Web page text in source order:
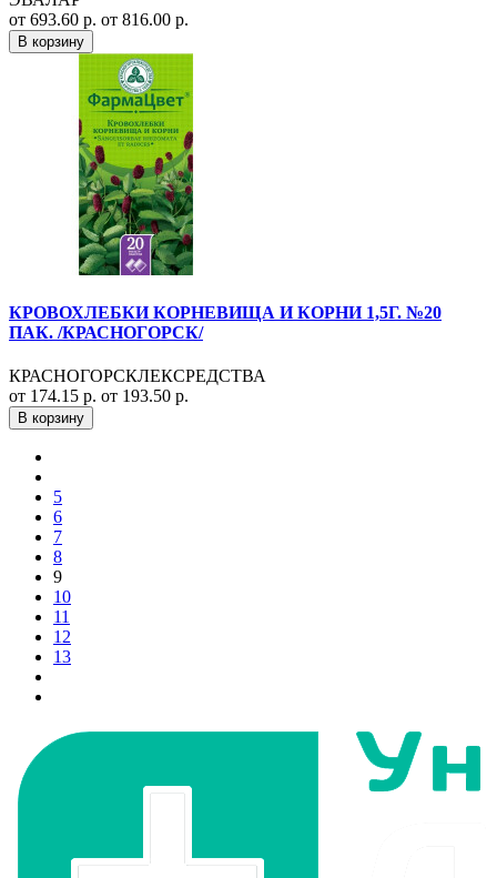
от 693.60 р. от 816.00 р.
В корзину
КРОВОХЛЕБКИ КОРНЕВИЩА И КОРНИ 1,5Г. №20
ПАК. /КРАСНОГОРСК/
КРАСНОГОРСКЛЕКСРЕДСТВА
от 174.15 р. от 193.50 р.
В корзину
5
6
7
8
9
10
11
12
13